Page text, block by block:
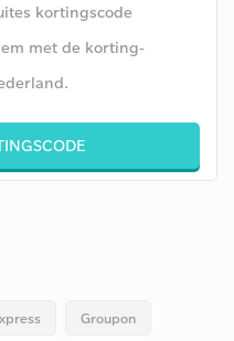
kortingscode
met de korting-
Groupon